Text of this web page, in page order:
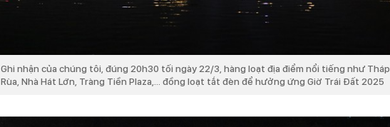
Ghi nhận của chúng tôi, đúng 20h30 tối ngày 22/3, hàng loạt địa điểm nổi tiếng như Tháp
Rùa, Nhà Hát Lớn, Tràng Tiền Plaza,... đồng loạt tắt đèn để hưởng ứng Giờ Trái Đất 2025